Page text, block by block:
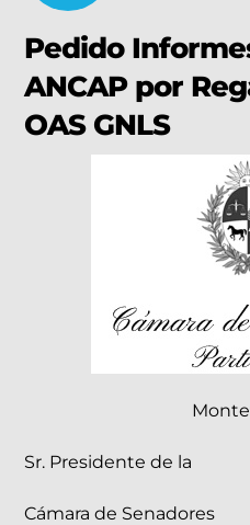
Pedido
ANCAP por
OAS GNLS
Sr. Presidente de la
Cámara de Senadores